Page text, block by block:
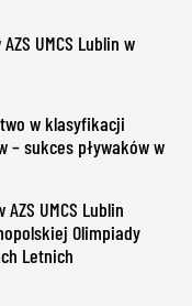
UMCS Lublin w
w klasyfikacji
– sukces pływaków w
UMCS Lublin
Olimpiady
Letnich